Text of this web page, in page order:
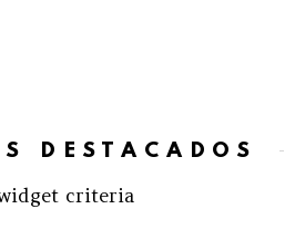
DESTACADOS
criteria